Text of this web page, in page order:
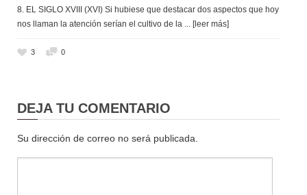
8. EL SIGLO XVIII (XVI) Si hubiese que destacar dos aspectos que hoy
nos llaman la atención serían el cultivo de la ... [leer más]
3 0
DEJA TU COMENTARIO
Su dirección de correo no será publicada.